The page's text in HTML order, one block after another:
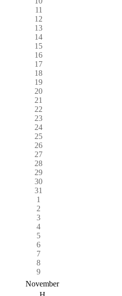
11
12
13
14
15
16
17
18
19
20
21
22
23
24
25
26
27
28
29
30
31
1
2
3
4
5
6
7
8
9
November